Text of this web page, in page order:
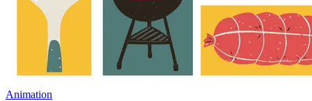
Animation